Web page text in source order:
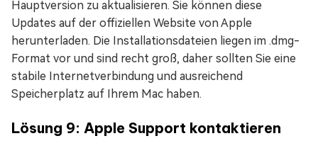
Hauptversion zu aktualisieren. Sie können diese
Updates auf der offiziellen Website von Apple
herunterladen. Die Installationsdateien liegen im .dmg-
Format vor und sind recht groß, daher sollten Sie eine
stabile Internetverbindung und ausreichend
Speicherplatz auf Ihrem Mac haben.
Lösung 9: Apple Support kontaktieren